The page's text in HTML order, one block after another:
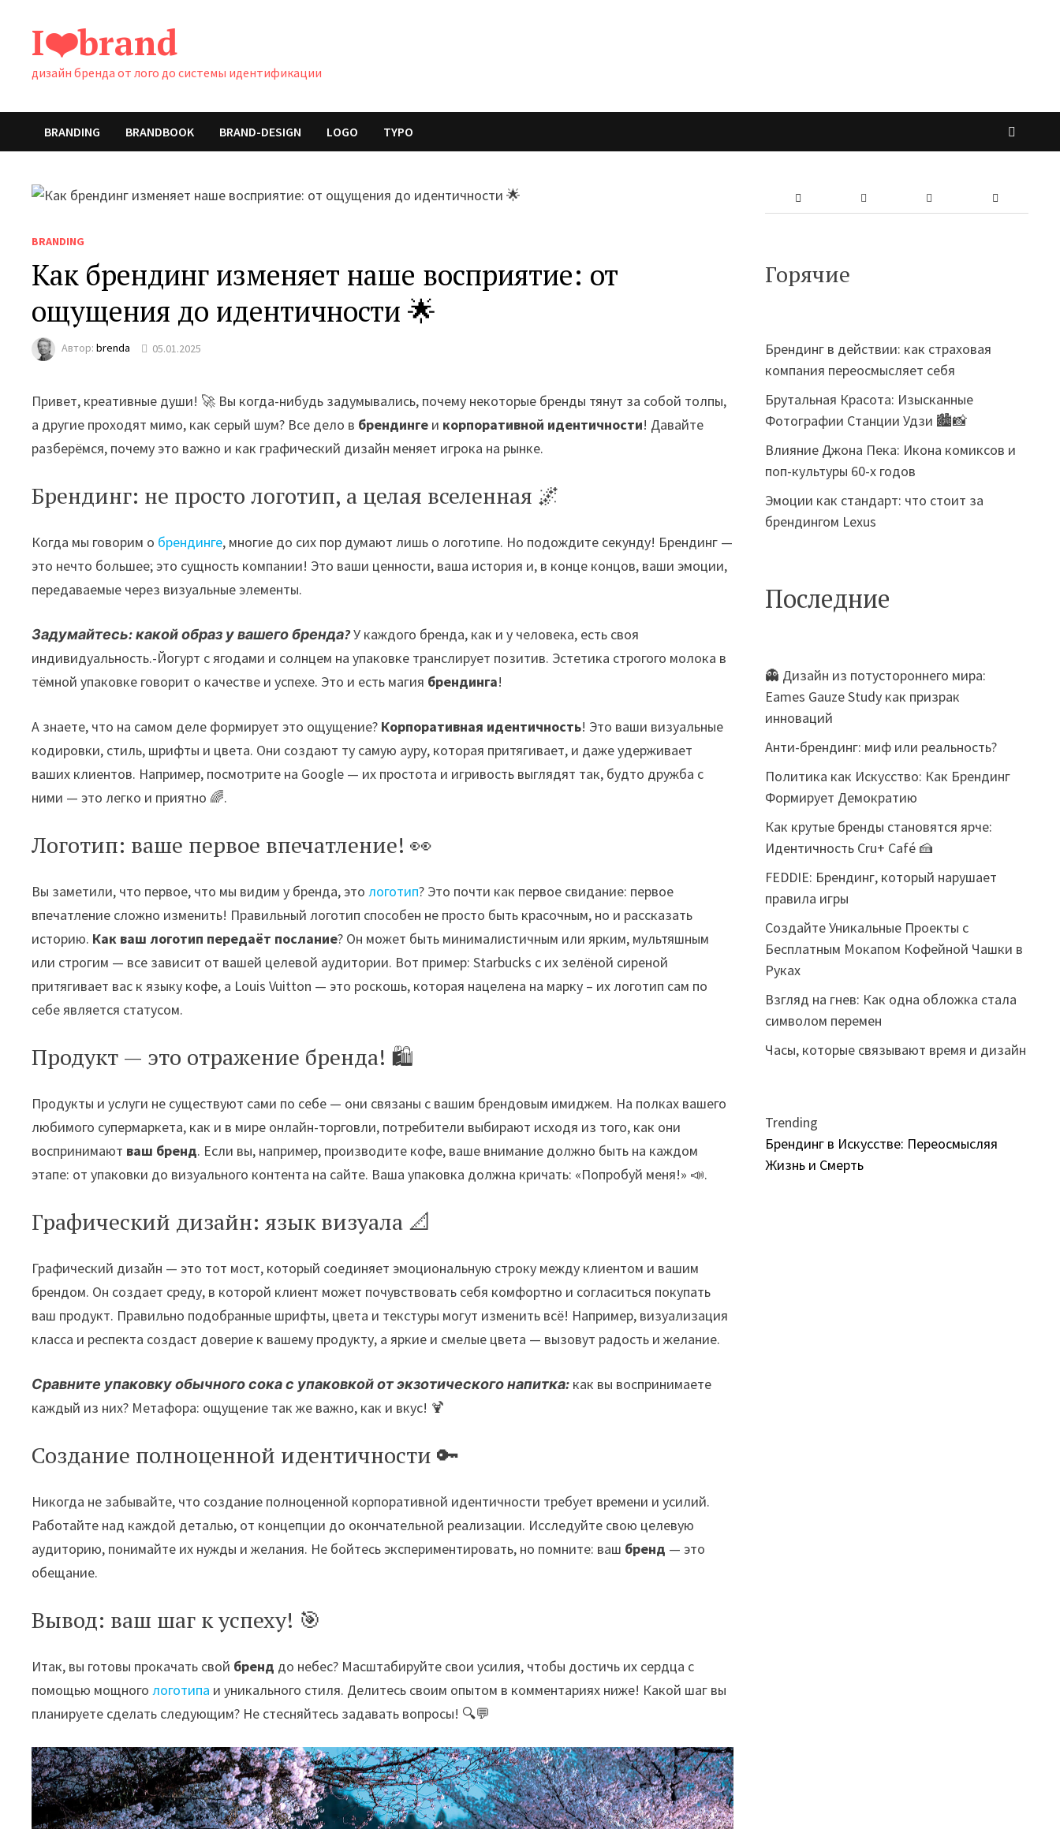
содержимому
I❤️brand
дизайн бренда от лого до системы идентификации
BRANDING BRANDBOOK BRAND-DESIGN LOGO TYPO
BRANDING
Как брендинг изменяет наше восприятие: от
ощущения до идентичности 🌟
Автор:brenda 05.01.2025
Привет, креативные души! 🚀 Вы когда-нибудь задумывались, почему некоторые бренды тянут за собой толпы,
а другие проходят мимо, как серый шум? Все дело в брендинге и корпоративной идентичности! Давайте
разберёмся, почему это важно и как графический дизайн меняет игрока на рынке.
Брендинг: не просто логотип, а целая вселенная 🌌
Когда мы говорим о брендинге, многие до сих пор думают лишь о логотипе. Но подождите секунду! Брендинг —
это нечто большее; это сущность компании! Это ваши ценности, ваша история и, в конце концов, ваши эмоции,
передаваемые через визуальные элементы.
Задумайтесь: какой образ у вашего бренда?У каждого бренда, как и у человека, есть своя
индивидуальность.-Йогурт с ягодами и солнцем на упаковке транслирует позитив. Эстетика строгого молока в
тёмной упаковке говорит о качестве и успехе. Это и есть магия брендинга!
А знаете, что на самом деле формирует это ощущение? Корпоративная идентичность! Это ваши визуальные
кодировки, стиль, шрифты и цвета. Они создают ту самую ауру, которая притягивает, и даже удерживает
ваших клиентов. Например, посмотрите на Google — их простота и игривость выглядят так, будто дружба с
ними — это легко и приятно 🌈.
Логотип: ваше первое впечатление! 👀
Вы заметили, что первое, что мы видим у бренда, этологотип? Это почти как первое свидание: первое
впечатление сложно изменить! Правильный логотип способен не просто быть красочным, но и рассказать
историю. Как ваш логотип передаёт послание? Он может быть минималистичным или ярким, мультяшным
или строгим — все зависит от вашей целевой аудитории. Вот пример: Starbucks с их зелёной сиреной
притягивает вас к языку кофе, а Louis Vuitton — это роскошь, которая нацелена на марку – их логотип сам по
себе является статусом.
Продукт — это отражение бренда! 🛍️
Продукты и услуги не существуют сами по себе — они связаны с вашим брендовым имиджем. На полках вашего
любимого супермаркета, как и в мире онлайн-торговли, потребители выбирают исходя из того, как они
воспринимают ваш бренд. Если вы, например, производите кофе, ваше внимание должно быть на каждом
этапе: от упаковки до визуального контента на сайте. Ваша упаковка должна кричать: «Попробуй меня!» 📣.
Графический дизайн: язык визуала 📐
Графический дизайн — это тот мост, который соединяет эмоциональную строку между клиентом и вашим
брендом. Он создает среду, в которой клиент может почувствовать себя комфортно и согласиться покупать
ваш продукт. Правильно подобранные шрифты, цвета и текстуры могут изменить всё! Например, визуализация
класса и респекта создаст доверие к вашему продукту, а яркие и смелые цвета — вызовут радость и желание.
Сравните упаковку обычного сока с упаковкой от экзотического напитка: как вы воспринимаете
каждый из них? Метафора: ощущение так же важно, как и вкус! 🍹
Создание полноценной идентичности 🔑
Никогда не забывайте, что создание полноценной корпоративной идентичности требует времени и усилий.
Работайте над каждой деталью, от концепции до окончательной реализации. Исследуйте свою целевую
аудиторию, понимайте их нужды и желания. Не бойтесь экспериментировать, но помните: ваш бренд — это
обещание.
Вывод: ваш шаг к успеху! 🎯
Итак, вы готовы прокачать свой бренд до небес? Масштабируйте свои усилия, чтобы достичь их сердца с
помощью мощногологотипа и уникального стиля. Делитесь своим опытом в комментариях ниже! Какой шаг вы
планируете сделать следующим? Не стесняйтесь задавать вопросы! 🔍💬
Горячие
Брендинг в действии: как страховая
компания переосмысляет себя
Брутальная Красота: Изысканные
Фотографии Станции Удзи 🏙️📸
Влияние Джона Пека: Икона комиксов и
поп-культуры 60-х годов
Эмоции как стандарт: что стоит за
брендингом Lexus
Последние
👻 Дизайн из потустороннего мира:
Eames Gauze Study как призрак
инноваций
Анти-брендинг: миф или реальность?
Политика как Искусство: Как Брендинг
Формирует Демократию
Как крутые бренды становятся ярче:
Идентичность Cru+ Café 🍰
FEDDIE: Брендинг, который нарушает
правила игры
Создайте Уникальные Проекты с
Бесплатным Мокапом Кофейной Чашки в
Руках
Взгляд на гнев: Как одна обложка стала
символом перемен
Часы, которые связывают время и дизайн
Trending
Брендинг в Искусстве: Переосмысляя
Жизнь и Смерть